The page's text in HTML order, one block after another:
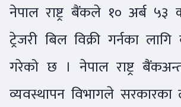
नेपाल राष्ट्र बैंकले १० अर्ब ५३
ट्रेजरी बिल विक्री गर्नका लागि
गरेको छ । नेपाल राष्ट्र
व्यवस्थापन विभागले सरकारका